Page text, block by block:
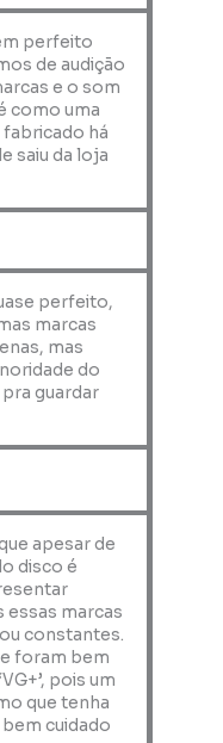
perfeito
de audição
e o som
como uma
há
saiu da loja
perfeito,
marcas
mas
do
pra guardar
apesar de
disco é
essas marcas
constantes.
foram bem
pois um
que tenha
cuidado